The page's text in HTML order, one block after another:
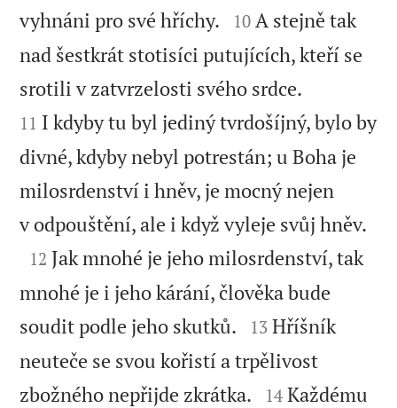
vyhnáni pro své hříchy.


10 A stejně tak
nad šestkrát stotisíci putujících, kteří se
srotili v zatvrzelosti svého srdce.
11 I kdyby tu byl jediný tvrdošíjný, bylo by
divné, kdyby nebyl potrestán; u Boha je
milosrdenství i hněv, je mocný nejen
v odpouštění, ale i když vyleje svůj hněv.

12 Jak mnohé je jeho milosrdenství, tak
mnohé je i jeho kárání, člověka bude
soudit podle jeho skutků.


13 Hříšník
neuteče se svou kořistí a trpělivost
zbožného nepřijde zkrátka.


14 Každému